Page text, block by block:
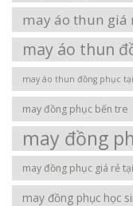
may áo thun giá
may áo thun
may áo thun đồng phục
may đồng phục bến tre
may đồng
may đồng phục giá rẻ
may đồng phục học